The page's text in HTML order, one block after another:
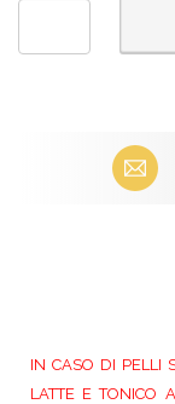
Email
IN CASO DI PELLI
LATTE E TONICO